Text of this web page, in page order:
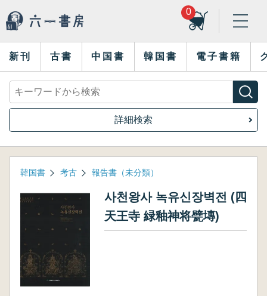
0
新刊 古書 中国書 韓国書 電子書籍
詳細検索
韓国書 考古 報告書（未分類）
사천왕사 녹유신장벽전 (四
天王寺 緑釉神将甓塼)